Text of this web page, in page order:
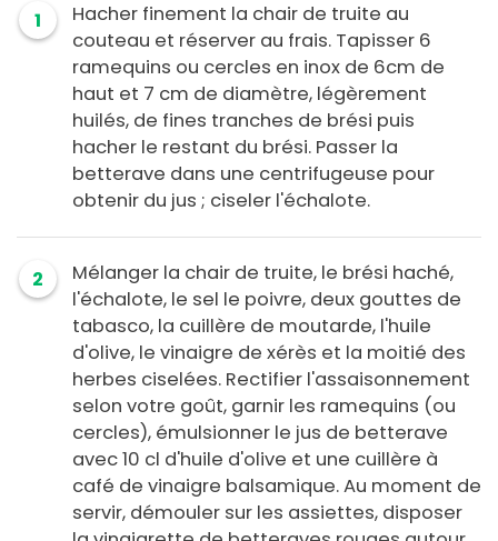
1
Hacher finement la chair de truite au
couteau et réserver au frais. Tapisser 6
ramequins ou cercles en inox de 6cm de
haut et 7 cm de diamètre, légèrement
huilés, de fines tranches de brési puis
hacher le restant du brési. Passer la
betterave dans une centrifugeuse pour
obtenir du jus ; ciseler l'échalote.
2
Mélanger la chair de truite, le brési haché,
l'échalote, le sel le poivre, deux gouttes de
tabasco, la cuillère de moutarde, l'huile
d'olive, le vinaigre de xérès et la moitié des
herbes ciselées. Rectifier l'assaisonnement
selon votre goût, garnir les ramequins (ou
cercles), émulsionner le jus de betterave
avec 10 cl d'huile d'olive et une cuillère à
café de vinaigre balsamique. Au moment de
servir, démouler sur les assiettes, disposer